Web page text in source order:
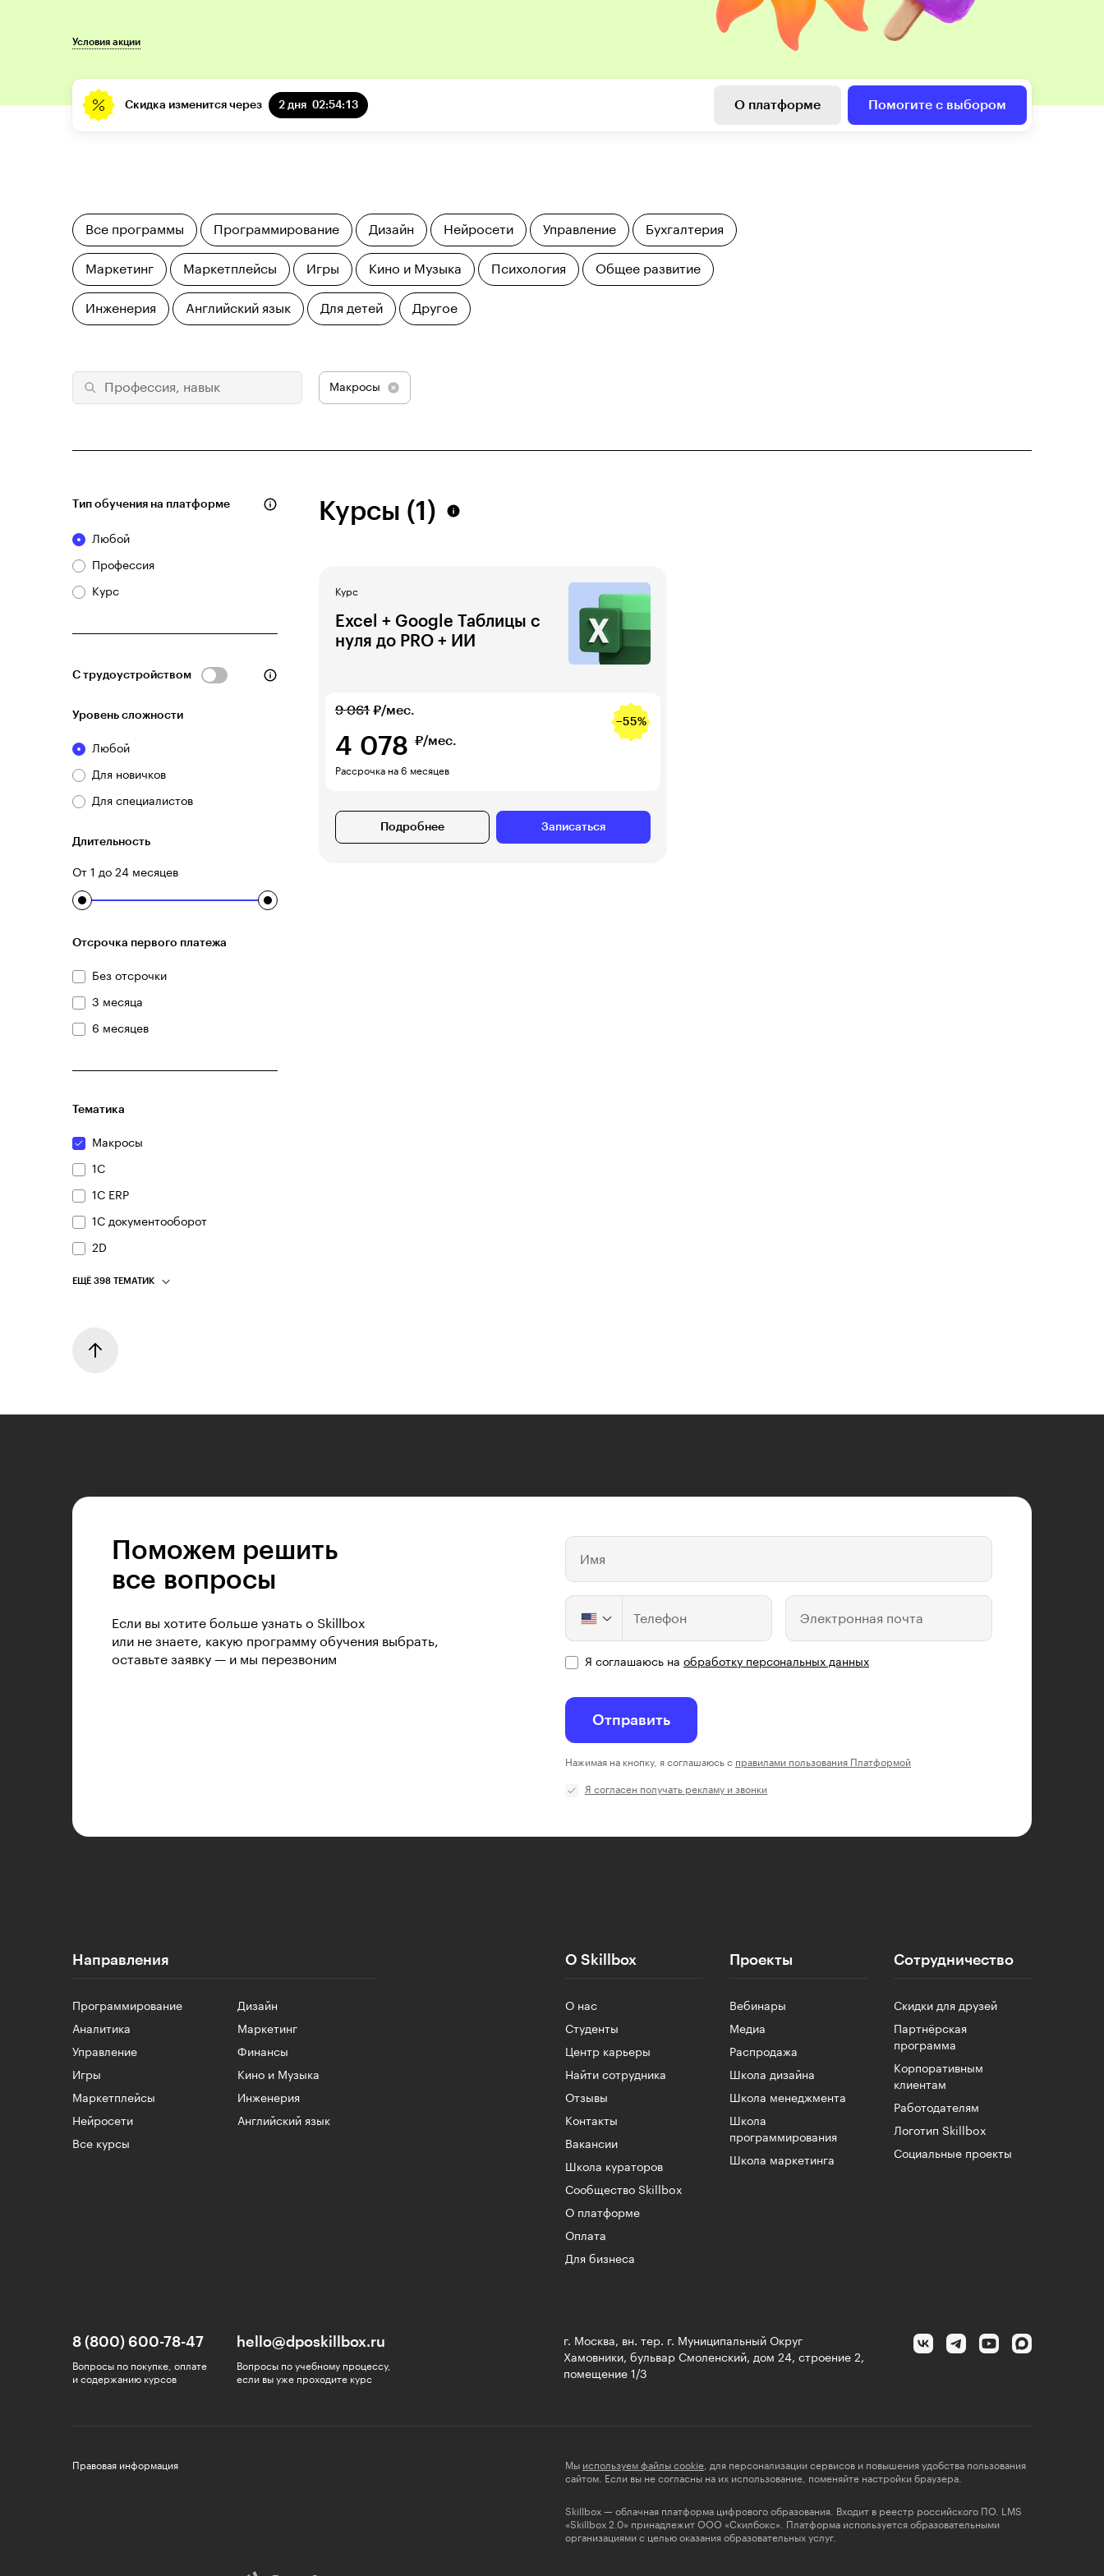
Скидка изменится через 2 дня 02:54:12 О платформе Помогите с выбором
Условия акции
Все программы Программирование Дизайн Нейросети Управление Бухгалтерия
Маркетинг Маркетплейсы Игры Кино и Музыка Психология Общее развитие
Инженерия Английский язык Для детей Другое
Макросы
Тип обучения на платформе
Любой
Профессия
Курс
С трудоустройством
Уровень сложности
Любой
Для новичков
Для специалистов
Длительность
От 1 до 24 месяцев
Отсрочка первого платежа
Без отсрочки
3 месяца
6 месяцев
Тематика
Макросы
1С
1С ERP
1С документооборот
2D
ЕЩЁ 398 ТЕМАТИК
Курсы (1)
Курс
Excel + Google Таблицы с
нуля до PRO + ИИ
9 061 ₽/мес.
−55%
4 078 ₽/мес.
Рассрочка на 6 месяцев
Подробнее Записаться
Поможем решить
все вопросы
Если вы хотите больше узнать о Skillbox
или не знаете, какую программу обучения выбрать,
оставьте заявку — и мы перезвоним
Имя
Телефон Электронная почта
Я соглашаюсь на обработку персональных данных
Отправить
Нажимая на кнопку, я соглашаюсь с правилами пользования Платформой
Я согласен получать рекламу и звонки
Направления
Программирование
Дизайн
Аналитика
Маркетинг
Управление
Финансы
Игры
Кино и Музыка
Маркетплейсы
Инженерия
Нейросети
Английский язык
Все курсы
О Skillbox
О нас
Студенты
Центр карьеры
Найти сотрудника
Отзывы
Контакты
Вакансии
Школа кураторов
Сообщество Skillbox
О платформе
Оплата
Для бизнеса
Проекты
Вебинары
Медиа
Распродажа
Школа дизайна
Школа менеджмента
Школа
программирования
Школа маркетинга
Сотрудничество
Скидки для друзей
Партнёрская
программа
Корпоративным
клиентам
Работодателям
Логотип Skillbox
Социальные проекты
8 (800) 600-78-47
Вопросы по покупке, оплате
и содержанию курсов
hello@dposkillbox.ru
Вопросы по учебному процессу,
если вы уже проходите курс
г. Москва, вн. тер. г. Муниципальный Округ
Хамовники, бульвар Смоленский, дом 24, строение 2,
помещение 1/3
Правовая информация Мы используем файлы cookie , для персонализации сервисов и повышения удобства пользования
сайтом. Если вы не согласны на их использование, поменяйте настройки браузера.
Skillbox — облачная платформа цифрового образования. Входит в реестр российского ПО. LMS
«Skillbox 2.0» принадлежит ООО «Скилбокс». Платформа используется образовательными
организациями с целью оказания образовательных услуг.